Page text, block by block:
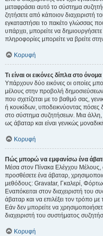
μεταφράσει αυτό το σύστημα
ζητήσετε από κάποιον διαχειριστή
εγκαταστήσει το πακέτο γλώσσας
υπάρχει, μπορείτε να
πληροφορίες μπορείτε να βρείτε
Κορυφή
Τι είναι οι εικόνες δίπλα στο
Υπάρχουν δύο εικόνες οι οποίες
μέλους στην προβολή
που σχετίζεται με το βαθμό σας,
ή κουκίδων, υποδεικνύοντας πόσες
στο σύστημα συζητήσεων. Μια άλλη,
ως άβαταρ και είναι γενικώς
Κορυφή
Πώς μπορώ να εμφανίσω ένα
Μέσα στον Πίνακα Ελέγχου Μέλους,
προσθέσετε ένα άβαταρ,
μεθόδους: Gravatar, Γκαλερί,
Εναπόκειται στον διαχειριστή του
άβαταρ και να επιλέξει τον τρόπο
Εάν δεν μπορείτε να
διαχειριστή του συστήματος
Κορυφή